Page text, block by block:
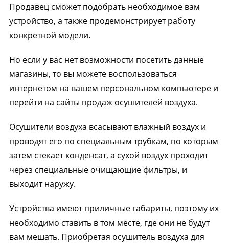
Продавец сможет подобрать необходимое вам
устройство, а также продемонстрирует работу
конкретной модели.
Но если у вас нет возможности посетить данные
магазины, то вы можете воспользоваться
интернетом на вашем персональном компьютере и
перейти на сайты продаж осушителей воздуха.
Осушители воздуха всасывают влажный воздух и
проводят его по специальным трубкам, по которым
затем стекает конденсат, а сухой воздух проходит
через специальные очищающие фильтры, и
выходит наружу.
Устройства имеют приличные габариты, поэтому их
необходимо ставить в том месте, где они не будут
вам мешать. Приобретая осушитель воздуха для